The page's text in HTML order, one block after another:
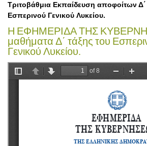
Τριτοβάθμια Εκπαίδευση αποφοίτων Δ΄
Εσπερινού Γενικού Λυκείου.
Η ΕΦΗΜΕΡΙΔΑ ΤΗΣ
μαθήματα Δ΄ τάξης του
Γενικού Λυκείου.